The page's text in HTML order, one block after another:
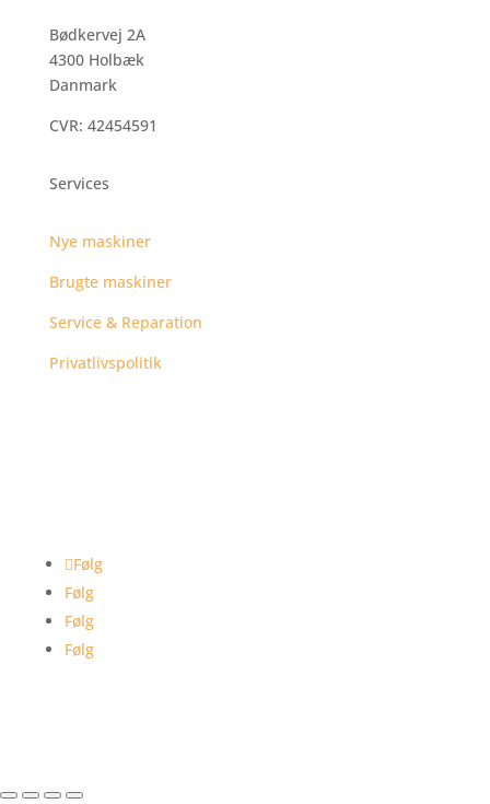
Bødkervej 2A
4300 Holbæk
Danmark
CVR: 42454591
Services
Nye maskiner
Brugte maskiner
Service & Reparation
Privatlivspolitik
Følg
Følg
Følg
Følg